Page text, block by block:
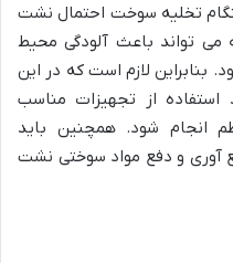
تخلیه سوخت احتمال نشت
تواند باعث آلودگی محیط
لازم است که در این
استفاده از تجهیزات مناسب
انجام شود. همچنین باید
و دفع مواد سوختی نشت